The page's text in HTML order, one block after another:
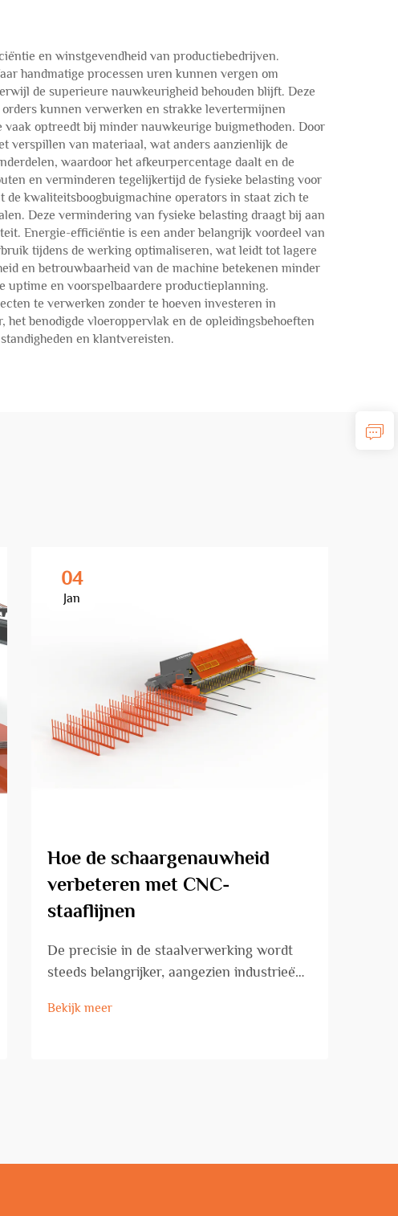
en winstgevendheid van productiebedrijven.
handmatige processen uren kunnen vergen om
de superieure nauwkeurigheid behouden blijft. Deze
kunnen verwerken en strakke levertermijnen
optreedt bij minder nauwkeurige buigmethoden. Door
verspillen van materiaal, wat anders aanzienlijk de
waardoor het afkeurpercentage daalt en de
en verminderen tegelijkertijd de fysieke belasting voor
kwaliteitsboogbuigmachine operators in staat zich te
Deze vermindering van fysieke belasting draagt bij aan
Energie-efficiëntie is een ander belangrijk voordeel van
tijdens de werking optimaliseren, wat leidt tot lagere
en betrouwbaarheid van de machine betekenen minder
uptime en voorspelbaardere productieplanning.
te verwerken zonder te hoeven investeren in
benodigde vloeroppervlak en de opleidingsbehoeften
en klantvereisten.
04
Jan
Hoe de schaargenauwheid
verbeteren met CNC-
staaflijnen
De precisie in de staalverwerking wordt
steeds belangrijker, aangezien industrieën
toleranties eisen. CNC-staaflijnen vormen
Bekijk meer